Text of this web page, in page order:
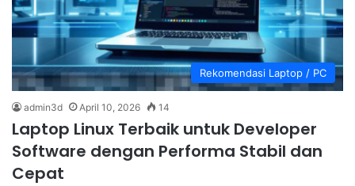
Rekomendasi Laptop / PC
admin3d April 10, 2026 14
Laptop Linux Terbaik untuk Developer
Software dengan Performa Stabil dan
Cepat